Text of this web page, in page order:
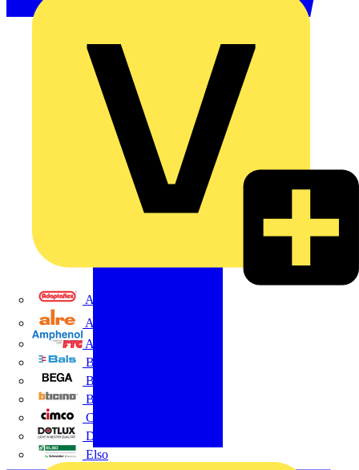
Adaptaflex
Alre
Amphenol FTG
BALS
Bega
Bticino
Cimco
DOTLUX GmbH
Elso